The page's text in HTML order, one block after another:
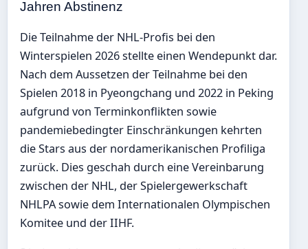
Jahren Abstinenz
Die Teilnahme der NHL-Profis bei den
Winterspielen 2026 stellte einen Wendepunkt dar.
Nach dem Aussetzen der Teilnahme bei den
Spielen 2018 in Pyeongchang und 2022 in Peking
aufgrund von Terminkonflikten sowie
pandemiebedingter Einschränkungen kehrten
die Stars aus der nordamerikanischen Profiliga
zurück. Dies geschah durch eine Vereinbarung
zwischen der NHL, der Spielergewerkschaft
NHLPA sowie dem Internationalen Olympischen
Komitee und der IIHF.